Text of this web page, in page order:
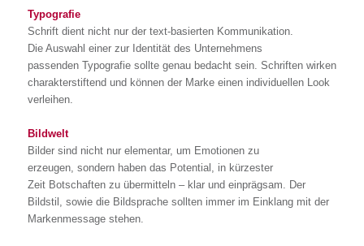
Typografie
Schrift dient nicht nur der text-basierten Kommunikation.
Die Auswahl einer zur Identität des Unternehmens
passenden Typografie sollte genau bedacht sein. Schriften wirken
charakterstiftend und können der Marke einen individuellen Look
verleihen.
Bildwelt
Bilder sind nicht nur elementar, um Emotionen zu
erzeugen, sondern haben das Potential, in kürzester
Zeit Botschaften zu übermitteln – klar und einprägsam. Der
Bildstil, sowie die Bildsprache sollten immerim Einklang mit der
Markenmessage stehen.